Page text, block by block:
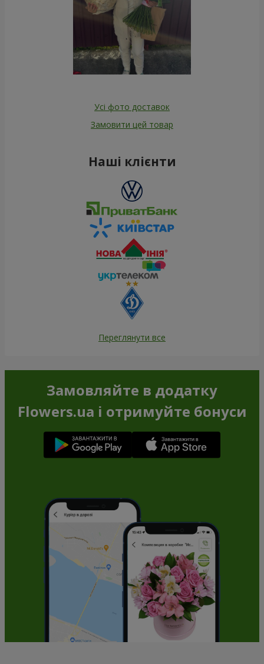
Усі фото доставок
Замовити цей товар
Наші клієнти
Переглянути все
Замовляйте в додатку
Flowers.ua і отримуйте бонуси